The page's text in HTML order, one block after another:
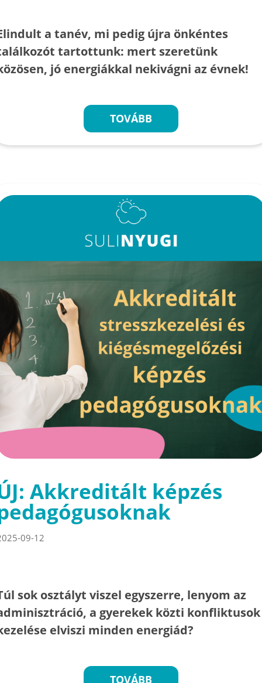
a tanév, mi pedig újra önkéntes
tartottunk: mert szeretünk
jó energiákkal nekivágni az évnek!
TOVÁBB
Akkreditált képzés
09-12
sok osztályt viszel egyszerre, lenyom az
a gyerekek közti konfliktusok
elviszi minden energiád?
TOVÁBB